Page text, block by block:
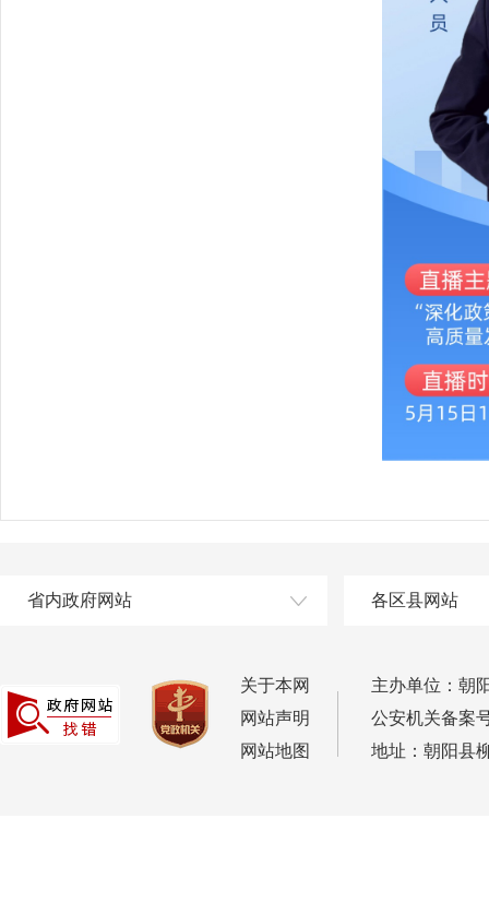
省内政府网站 各区县网站
关于本网
网站声明
网站地图
主办单位：朝
公安机关备案
地址：朝阳县